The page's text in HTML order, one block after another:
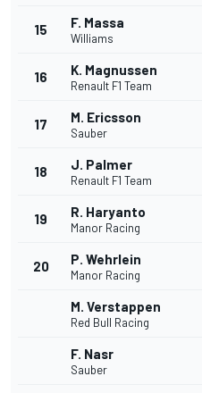
15 F. Massa
Williams
16 K. Magnussen
Renault F1 Team
17 M. Ericsson
Sauber
18 J. Palmer
Renault F1 Team
19 R. Haryanto
Manor Racing
20 P. Wehrlein
Manor Racing
M. Verstappen
Red Bull Racing
F. Nasr
Sauber